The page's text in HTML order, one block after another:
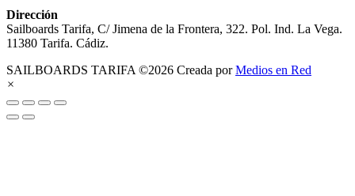
Dirección
Sailboards Tarifa, C/ Jimena de la Frontera, 322. Pol. Ind. La Vega.
11380 Tarifa. Cádiz.
SAILBOARDS TARIFA ©2026 Creada porMedios en Red
×